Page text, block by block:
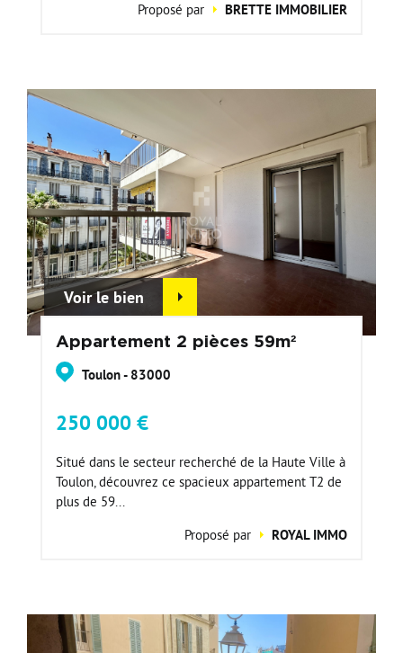
Proposé par
BRETTE IMMOBILIER
Voir le bien
Appartement 2 pièces 59m²
Toulon - 83000
250 000 €
Situé dans le secteur recherché de la Haute Ville à
Toulon, découvrez ce spacieux appartement T2 de
plus de 59...
Proposé par
ROYAL IMMO